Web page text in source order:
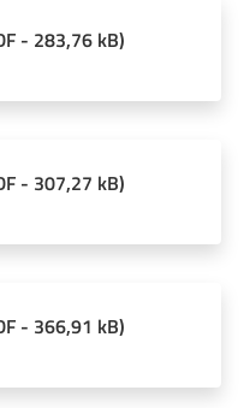
- 283,76 kB)
- 307,27 kB)
- 366,91 kB)